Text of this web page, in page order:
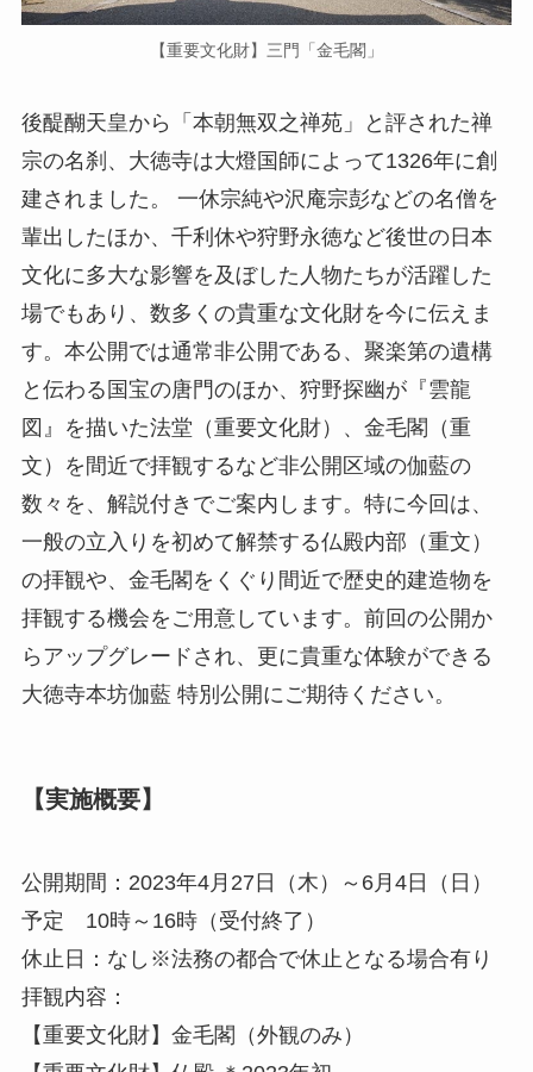
【重要文化財】三門「金毛閣」
後醍醐天皇から「本朝無双之禅苑」と評された禅
宗の名刹、大徳寺は大燈国師によって1326年に創
建されました。 一休宗純や沢庵宗彭などの名僧を
輩出したほか、千利休や狩野永徳など後世の日本
文化に多大な影響を及ぼした人物たちが活躍した
場でもあり、数多くの貴重な文化財を今に伝えま
す。本公開では通常非公開である、聚楽第の遺構
と伝わる国宝の唐門のほか、狩野探幽が『雲龍
図』を描いた法堂（重要文化財）、金毛閣（重
文）を間近で拝観するなど非公開区域の伽藍の
数々を、解説付きでご案内します。特に今回は、
一般の立入りを初めて解禁する仏殿内部（重文）
の拝観や、金毛閣をくぐり間近で歴史的建造物を
拝観する機会をご用意しています。前回の公開か
らアップグレードされ、更に貴重な体験ができる
大徳寺本坊伽藍 特別公開にご期待ください。
【実施概要】
公開期間：2023年4月27日（木）～6月4日（日）
予定 10時～16時（受付終了）
休止日：なし※法務の都合で休止となる場合有り
拝観内容：
【重要文化財】金毛閣（外観のみ）